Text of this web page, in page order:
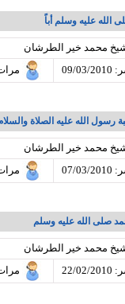
عليه وسلم أباً
محمد خير الطرشان
رسول الله عليه الصلاة
محمد خير الطرشان
صلى الله عليه وسلم
محمد خير الطرشان